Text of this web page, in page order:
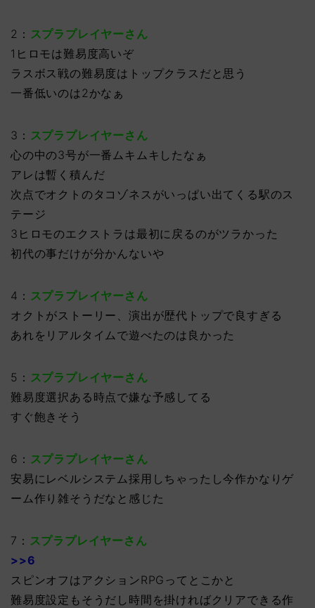
2： スプラプレイヤーさん
1ヒロモは難易度高いぞ
ラスボス戦の難易度はトップクラスだと思う
一番低いのは2かなぁ
3： スプラプレイヤーさん
心の中の3号が一番ムキムキしたなぁ
アレは暫く積んだ
次点でオクトのタコゾネスがいっぱい出てくる駅のス
テージ
3ヒロモのエクストラは最初に戻るのがツラかった
初代の事だけが分かんないや
4： スプラプレイヤーさん
オクトがストーリー、演出が歴代トップで良すぎる
あれをリアルタイムで遊べたのは良かった
5： スプラプレイヤーさん
難易度選択ある時点で嫌な予感してる
すぐ飽きそう
6： スプラプレイヤーさん
安易にレベルシステム採用しちゃったし今作かなりゲ
ーム作り雑そうだなと感じた
7： スプラプレイヤーさん
>>6
スピンオフはアクションRPGってとこかと
難易度設定もそうだし時間を掛ければクリアできる作